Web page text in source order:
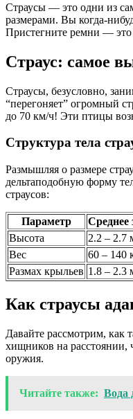
Страусы — это одни из
размерами. Вы когда-
Пристегните ремни — это
Страус: самое
Страусы, безусловно,
“перегоняет” огромный
до 70 км/ч! Эти птицы
Структура тела
Размышляя о размере
дельтаподобную форму
страусов:
Параметр
Среднее
Высота
2.2 – 2.7
Вес
60 – 140
Размах крыльев 1.8 – 2.3
Как страусы
Давайте рассмотрим, как
хищников на расстоянии,
оружия.
Читайте также: Вода